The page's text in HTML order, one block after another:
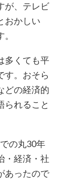
が、テレビ
おかしい
多くても平
す。おそら
どの経済的
られること
の丸30年
・経済・社
あったので